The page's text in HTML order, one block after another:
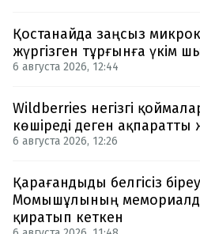
Қостанайда заңсыз
жүргізген тұрғынға үкім
6 августа 2026, 12:44
Wildberries негізгі
көшіреді деген
6 августа 2026, 12:26
Қарағандыды белгісіз
Момышұлының
қиратып кеткен